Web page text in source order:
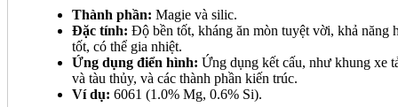
Thành phần: Magie và silic.
Đặc tính: Độ bền tốt, kháng ăn mòn tuyệt vời, khả năng
tốt, có thể gia nhiệt.
Ứng dụng điển hình: Ứng dụng kết cấu, như khung xe
và tàu thủy, và các thành phần kiến trúc.
Ví dụ: 6061 (1.0% Mg, 0.6% Si).